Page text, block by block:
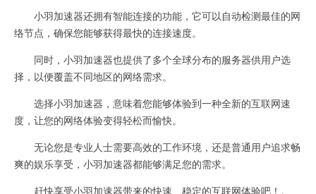
小羽加速器还拥有智能连接的功能，它可以自动检测最佳的网
络节点，确保您能够获得最快的连接速度。
同时，小羽加速器也提供了多个全球分布的服务器供用户选
择，以便覆盖不同地区的网络需求。
选择小羽加速器，意味着您能够体验到一种全新的互联网速
度，让您的网络体验变得轻松而愉快。
无论您是专业人士需要高效的工作环境，还是普通用户追求畅
爽的娱乐享受，小羽加速器都能够满足您的需求。
赶快享受小羽加速器带来的快速、稳定的互联网体验吧！。